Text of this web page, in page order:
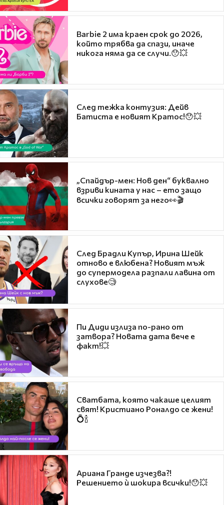
Barbie 2 има краен срок до 2026,
който трябва да спази, иначе
никога няма да се случи.😯💥
След тежка контузия: Дейв
Батиста е новият Кратос!😯💥
„Спайдър-мен: Нов ден“ буквално
взриви кината у нас – ето защо
всички говорят за него👀🎬
След Брадли Купър, Ирина Шейк
отново е влюбена? Новият мъж
до супермодела разпали лавина от
слухове🧐
Пи Диди излиза по-рано от
затвора? Новата дата вече е
факт!💥
Сватбата, която чакаше целият
свят! Кристиано Роналдо се жени!
💍🍾
Ариана Гранде изчезва?!
Решението ѝ шокира всички!😯💥